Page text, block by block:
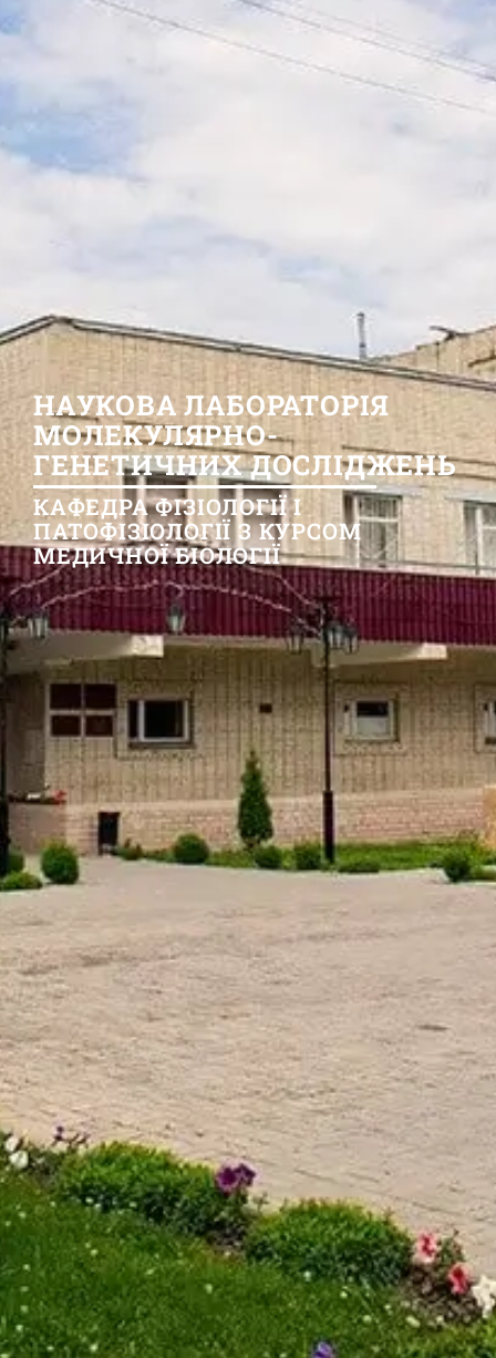
НАУКОВА ЛАБОРАТОРІЯ
МОЛЕКУЛЯРНО-
ГЕНЕТИЧНИХ ДОСЛІДЖЕНЬ
КАФЕДРА ФІЗІОЛОГІЇ І
ПАТОФІЗІОЛОГІЇ З КУРСОМ
МЕДИЧНОЇ БІОЛОГІЇ